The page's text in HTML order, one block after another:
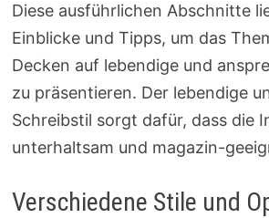
Diese ausführlichen Abschnitte
Einblicke und Tipps, um das
Decken auf lebendige und
zu präsentieren. Der lebendige
Schreibstil sorgt dafür, dass die
unterhaltsam und magazin-
Verschiedene Stile und